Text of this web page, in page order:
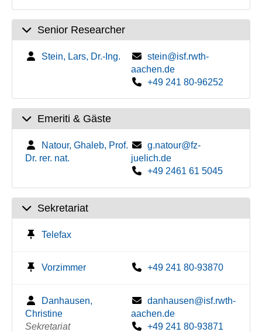
Senior Researcher
Stein, Lars, Dr.-Ing.
stein@isf.rwth-
aachen.de
+49 241 80-96252
Emeriti & Gäste
Natour, Ghaleb, Prof.
Dr. rer. nat.
g.natour@fz-
juelich.de
+49 2461 61 5045
Sekretariat
Telefax
Vorzimmer +49 241 80-93870
Danhausen,
Christine
Sekretariat
danhausen@isf.rwth-
aachen.de
+49 241 80-93871